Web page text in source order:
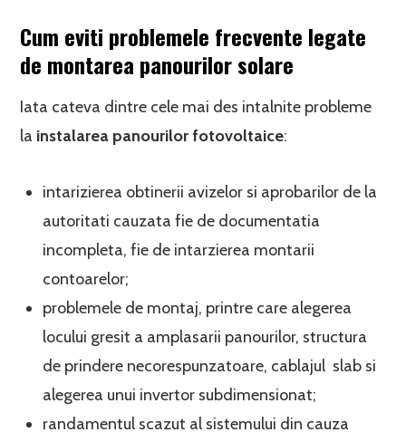
Cum eviti problemele frecvente legate
de montarea panourilor solare
Iata cateva dintre cele mai des intalnite probleme
la instalarea panourilor fotovoltaice:
intarizierea obtinerii avizelor si aprobarilor de la
autoritati cauzata fie de documentatia
incompleta, fie de intarzierea montarii
contoarelor;
problemele de montaj, printre care alegerea
locului gresit a amplasarii panourilor, structura
de prindere necorespunzatoare, cablajul slab si
alegerea unui invertor subdimensionat;
randamentul scazut al sistemului din cauza